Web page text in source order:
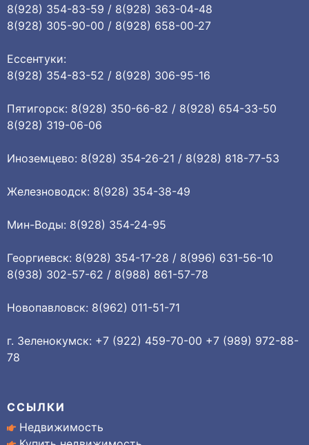
8(928) 354-83-59 / 8(928) 363-04-48
8(928) 305-90-00 / 8(928) 658-00-27
Ессентуки:
8(928) 354-83-52 / 8(928) 306-95-16
Пятигорск: 8(928) 350-66-82 / 8(928) 654-33-50
8(928) 319-06-06
Иноземцево: 8(928) 354-26-21 / 8(928) 818-77-53
Железноводск: 8(928) 354-38-49
Мин-Воды: 8(928) 354-24-95
Георгиевск: 8(928) 354-17-28 / 8(996) 631-56-10
8(938) 302-57-62 / 8(988) 861-57-78
Новопавловск: 8(962) 011-51-71
г. Зеленокумск: +7 (922) 459-70-00 +7 (989) 972-88-
78
ССЫЛКИ
Недвижимость